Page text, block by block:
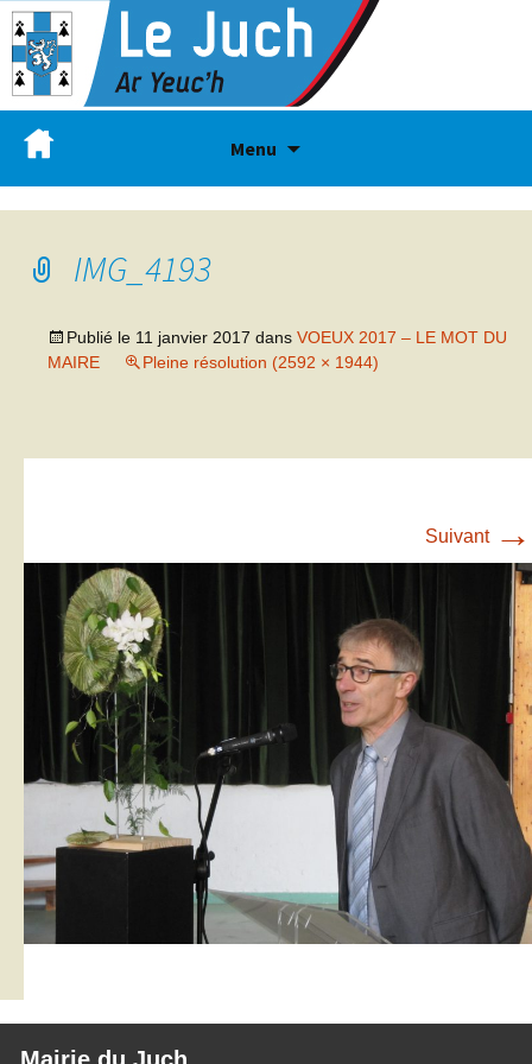
Menu
IMG_4193
Publié le 11 janvier 2017 dans VOEUX 2017 – LE MOT DU
MAIRE
Pleine résolution (2592 × 1944)
Suivant →